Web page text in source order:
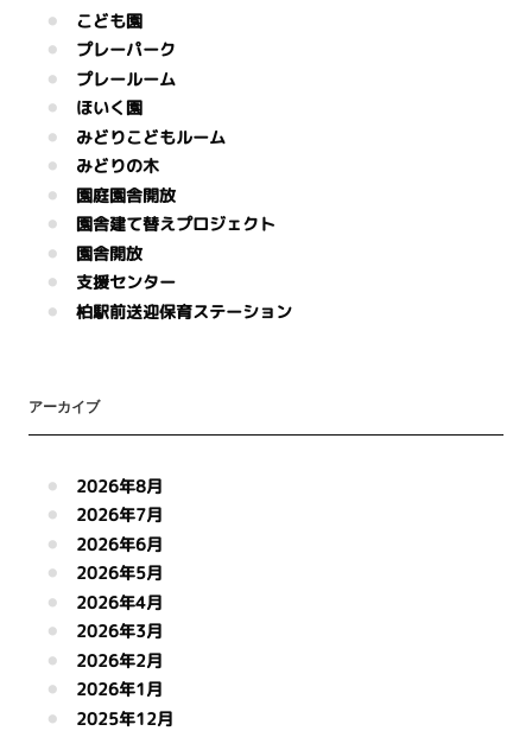
こども園
プレーパーク
プレールーム
ほいく園
みどりこどもルーム
みどりの木
園庭園舎開放
園舎建て替えプロジェクト
園舎開放
支援センター
柏駅前送迎保育ステーション
アーカイブ
2026年8月
2026年7月
2026年6月
2026年5月
2026年4月
2026年3月
2026年2月
2026年1月
2025年12月